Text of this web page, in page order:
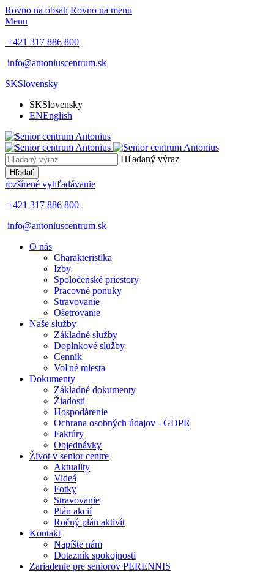
Rovno na obsah Rovno na menu
Menu
+421 317 886 800
info@antoniuscentrum.sk
SKSlovensky
SKSlovensky
ENEnglish
Hľadaný výraz
Hľadať
rozšírené vyhľadávanie
+421 317 886 800
info@antoniuscentrum.sk
O nás
Charakteristika
Izby
Spoločenské priestory
Pracovné ponuky
Stravovanie
Ošetrovanie
Naše služby
Základné služby
Doplnkové služby
Cenník
Voľné miesta
Dokumenty
Základné dokumenty
Žiadosti
Hospodárenie
Ochrana osobných údajov - GDPR
Faktúry
Objednávky
Život v senior centre
Aktuality
Videá
Fotky
Stravovanie
Plán akcií
Ročný plán aktivít
Kontakt
Napíšte nám
Dotazník spokojnosti
Zariadenie pre seniorov PERENNIS